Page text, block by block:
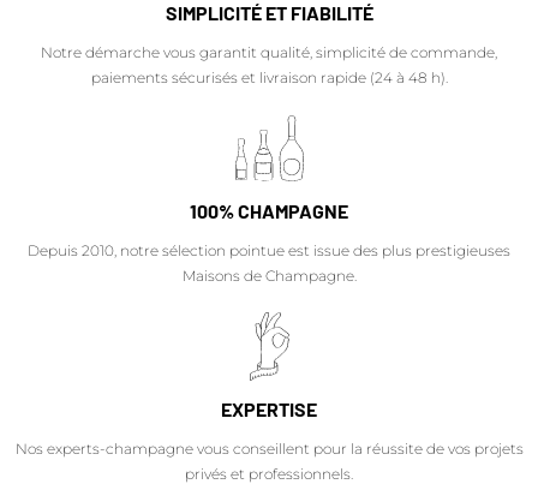
SIMPLICITÉ ET FIABILITÉ
Notre démarche vous garantit qualité, simplicité de commande,
paiements sécurisés et livraison rapide (24 à 48 h).
100% CHAMPAGNE
Depuis 2010, notre sélection pointue est issue des plus prestigieuses
Maisons de Champagne.
EXPERTISE
Nos experts-champagne vous conseillent pour la réussite de vos projets
privés et professionnels.